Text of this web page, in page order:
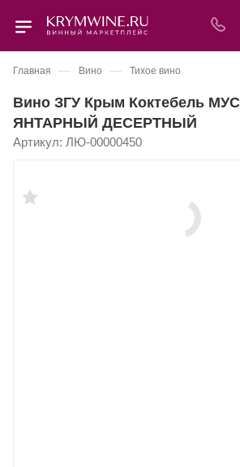
Главная — Вино — Тихое вино
Вино ЗГУ Крым Коктебель
ЯНТАРНЫЙ ДЕСЕРТНЫЙ
Артикул: ЛЮ-00000450